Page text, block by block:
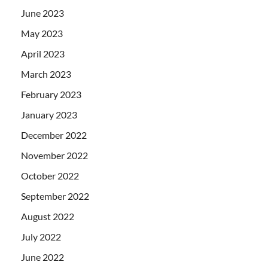
June 2023
May 2023
April 2023
March 2023
February 2023
January 2023
December 2022
November 2022
October 2022
September 2022
August 2022
July 2022
June 2022